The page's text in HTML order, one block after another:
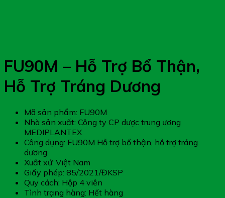
FU90M – Hỗ Trợ Bổ Thận,
Hỗ Trợ Tráng Dương
Mã sản phẩm: FU90M
Nhà sản xuất: Công ty CP dược trung ương
MEDIPLANTEX
Công dụng: FU90M Hỗ trợ bổ thận, hỗ trợ tráng
dương
Xuất xứ: Việt Nam
Giấy phép: 85/2021/ĐKSP
Quy cách: Hộp 4 viên
Tình trạng hàng: Hết hàng